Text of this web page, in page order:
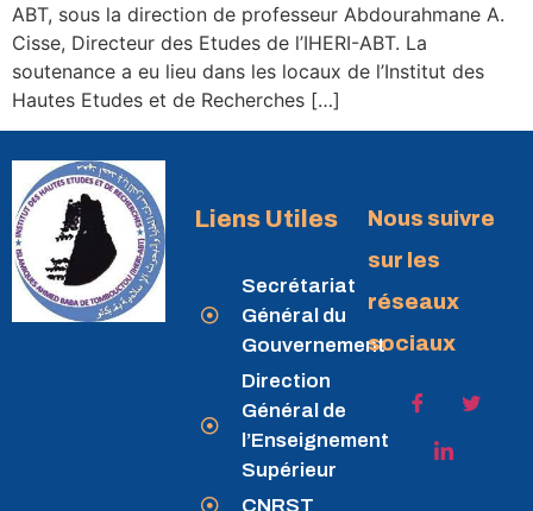
ABT, sous la direction de professeur Abdourahmane A.
Cisse, Directeur des Etudes de l’IHERI-ABT. La
soutenance a eu lieu dans les locaux de l’Institut des
Hautes Etudes et de Recherches […]
Liens Utiles
Secrétariat
Général du
Gouvernement
Direction
Général de
l’Enseignement
Supérieur
CNRST
Nous suivre
sur les
réseaux
sociaux